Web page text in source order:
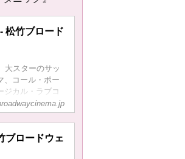
松竹ブロード
大スターのサッ
、コール・ポー
ジカル・ラブコ
カン号に乗り合
業家、犯罪者と
ブルが絡み合
ブロードウェ